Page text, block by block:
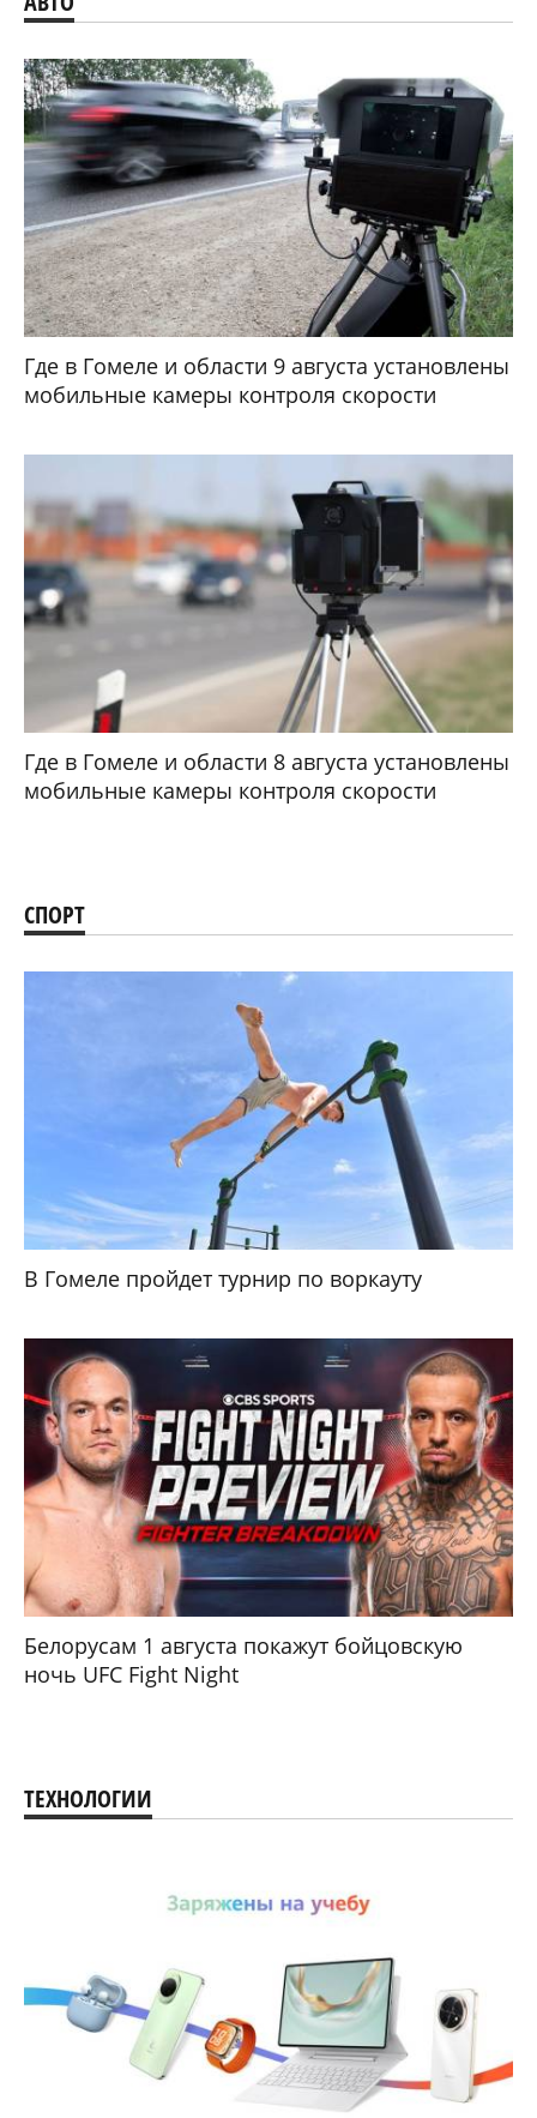
Где в Гомеле и области 9 августа установлены
мобильные камеры контроля скорости
Где в Гомеле и области 8 августа установлены
мобильные камеры контроля скорости
СПОРТ
В Гомеле пройдет турнир по воркауту
Белорусам 1 августа покажут бойцовскую
ночь UFC Fight Night
ТЕХНОЛОГИИ